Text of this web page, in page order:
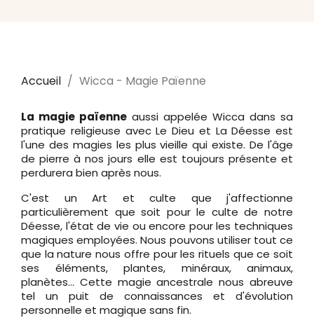
Accueil Wicca - Magie Païenne
La magie païenne aussi appelée Wicca dans sa
pratique religieuse avec Le Dieu et La Déesse est
l'une des magies les plus vieille qui existe. De l'âge
de pierre à nos jours elle est toujours présente et
perdurera bien après nous.
C'est un Art et culte que j'affectionne
particulièrement que soit pour le culte de notre
Déesse, l'état de vie ou encore pour les techniques
magiques employées. Nous pouvons utiliser tout ce
que la nature nous offre pour les rituels que ce soit
ses éléments, plantes, minéraux, animaux,
planètes... Cette magie ancestrale nous abreuve
tel un puit de connaissances et d'évolution
personnelle et magique sans fin.